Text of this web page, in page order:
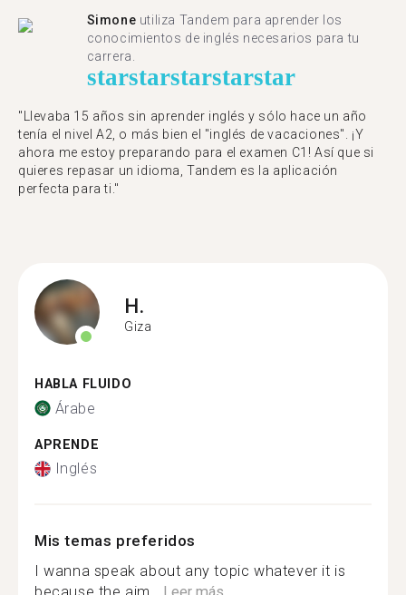
Simone utiliza Tandem para aprender los
conocimientos de inglés necesarios para tu
carrera.
starstarstarstarstar
"Llevaba 15 años sin aprender inglés y sólo hace un año
tenía el nivel A2, o más bien el "inglés de vacaciones". ¡Y
ahora me estoy preparando para el examen C1! Así que si
quieres repasar un idioma, Tandem es la aplicación
perfecta para ti."
H.
Giza
HABLA FLUIDO
Árabe
APRENDE
Inglés
Mis temas preferidos
I wanna speak about any topic whatever it is